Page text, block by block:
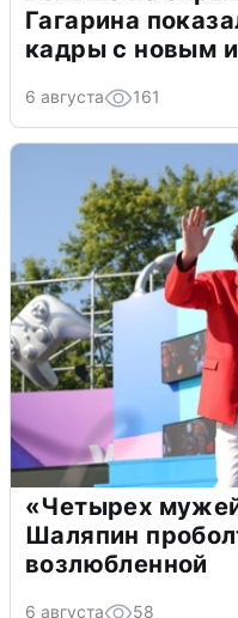
Гагарина
кадры с новым
6 августа 161
«Четырех
Шаляпин
возлюбленной
6 августа 58